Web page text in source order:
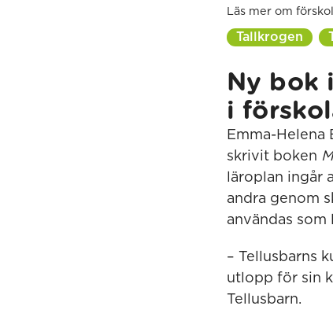
Läs mer om
Tallkrogen
Ny bok
i
Emma-Helena
skrivit boken
läroplan ingår
andra genom
användas
– Tellusbarns
utlopp för sin
Tellusbarn.